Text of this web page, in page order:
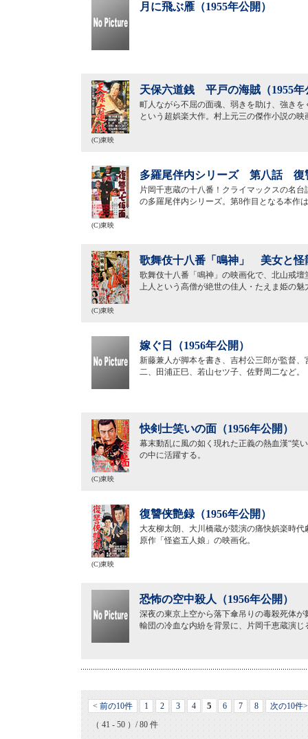
月に飛ぶ雁（1955年公開）
天保六道銭 平戸の海賊（1955年
町人ながら不屈の面魂、弱きを助け、強き
という超娯楽大作。村上元三の傑作小説の映
(C)東映
多羅尾伴内シリーズ 第八話 復
片岡千恵蔵の十八番！クライマックスの名
の多羅尾伴内シリーズ。第8作目となる本作
(C)東映
歌舞伎十八番「鳴神」 美女と怪
歌舞伎十八番「鳴神」の映画化で、北山戒
上人という高僧が絶世の佳人・たえま姫の
(C)東映
嫁ぐ日（1956年公開）
新藤兼人が脚本を書き、吉村公三郎が監督
二、田浦正巳、若山セツ子、佐野周二など。
快剣士笑いの面（1956年公開）
幕末動乱に風の如く現れた正義の熱血漢“笑
の中に活躍する。
(C)東映
復讐侠艶録（1956年公開）
大友柳太朗、大川橋蔵が競演の痛快娯楽時
原作「怪盗五人娘」の映画化。
(C)東映
恐怖の空中殺人（1956年公開）
深夜の東京上空から落下傘吊りの毒殺死体
輸団の冷血な内紛を背景に、片岡千恵蔵演
< 前の10件 1 2 3 4 5 6 7 8
次の10件>
（ 41 - 50 ）/ 80 件